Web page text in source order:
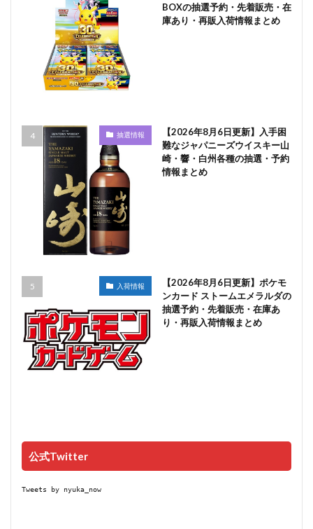
BOXの抽選予約・先着販売・在
庫あり・再販入荷情報まとめ
抽選情報
【2026年8月6日更新】入手困
難なジャパニーズウイスキー山
崎・響・白州各種の抽選・予約
情報まとめ
入荷情報
【2026年8月6日更新】ポケモ
ンカード ストームエメラルダの
抽選予約・先着販売・在庫あ
り・再販入荷情報まとめ
公式Twitter
Tweets by nyuka_now